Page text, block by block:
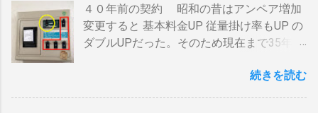
火傷や洋服の焦げにも注意が必要です。 2
重ドラムで通気性が殆ど無い とうこと。熱
し難く冷めにくいのが特徴。 ２．パンチン
早い話が「 回転式炙り焼き 」です。熱は素
通りで蓄熱は不可。ガスコンロの炎がその
るとアンテナ信号が弱まりアンテナ利得が
落ち、増幅器が必要になるでしょう。 壁の
アンテナ端子から「地上波」と「 BS 」に
波の接続（アンテナケーブル２本必要）※
１ 地上波のアンテナケーブルをBDR２の
４０年前の契約 昭和の昔はアンペア増加
変更すると 基本料金UP 従量掛け率もUP の
ダブルUPだった。そのため現在まで35年
力のHPで容量シュミレーションで我が家の
続きを読む